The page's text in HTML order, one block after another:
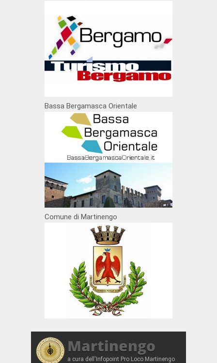
Bassa Bergamasca Orientale
Comune di Martinengo
Martinengo
a cura dell'Infopoint Pro Loco Martinengo